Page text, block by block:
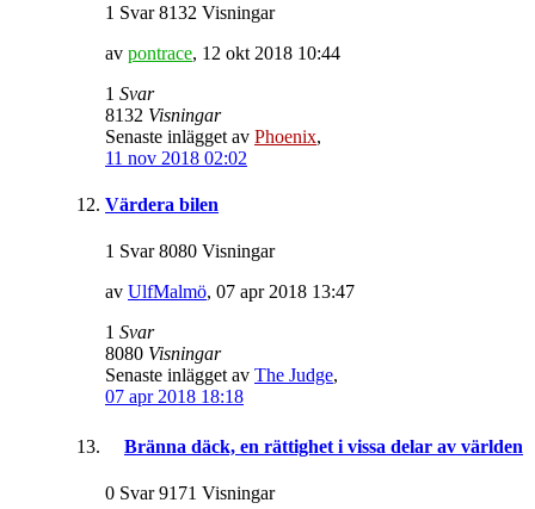
1 Svar 8132 Visningar
av pontrace, 12 okt 2018 10:44
1 Svar
8132 Visningar
Senaste inlägget av Phoenix,
11 nov 2018 02:02
Värdera bilen
1 Svar 8080 Visningar
av UlfMalmö, 07 apr 2018 13:47
1 Svar
8080 Visningar
Senaste inlägget av The Judge,
07 apr 2018 18:18
Bränna däck, en rättighet i vissa delar av världen
0 Svar 9171 Visningar